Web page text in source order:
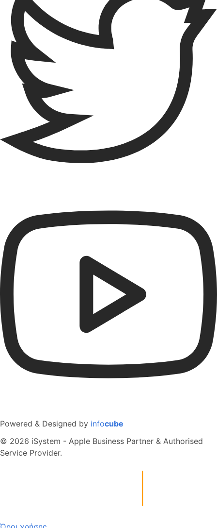
Powered & Designed by infocube
© 2026 iSystem - Apple Business Partner & Authorised
Service Provider.